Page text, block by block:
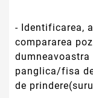
- Identificarea,
compararea
panglica/fisa
de